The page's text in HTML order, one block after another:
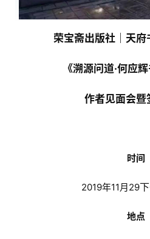
荣宝斋出版社｜天府
《溯源问道·何应
作者见面会暨
时间
2019年11月29下
地点